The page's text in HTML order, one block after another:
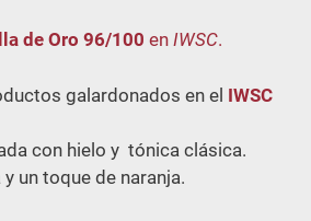
de Oro 96/100 en IWSC.
galardonados en el IWSC
con hielo y tónica clásica.
un toque de naranja.